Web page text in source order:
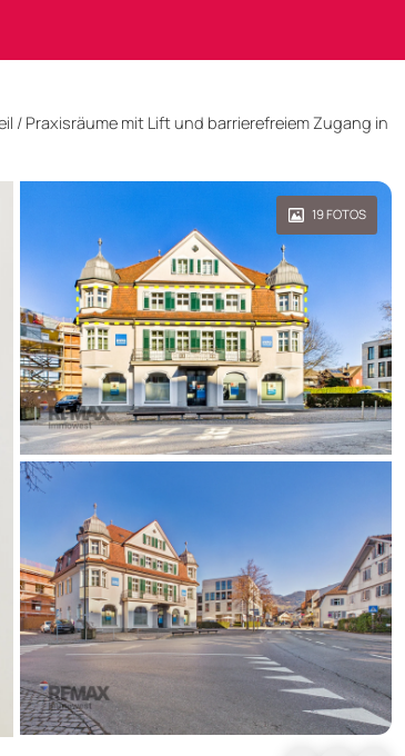
/ Praxisräume mit Lift und barrierefreiem Zugang in
19FOTOS